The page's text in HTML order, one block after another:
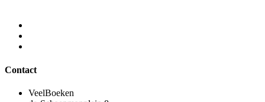
Contact
VeelBoeken